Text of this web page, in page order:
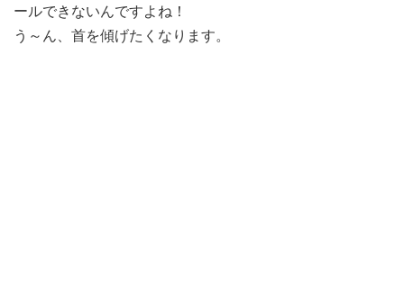
ールできないんですよね！
う～ん、首を傾げたくなります。